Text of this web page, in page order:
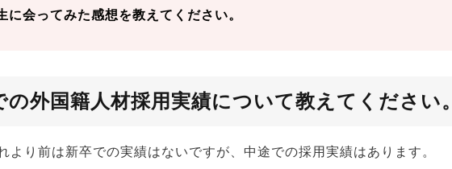
会ってみた感想を教えてください。
外国籍人材採用実績について教えてください。
り前は新卒での実績はないですが、中途での採用実績はあります。